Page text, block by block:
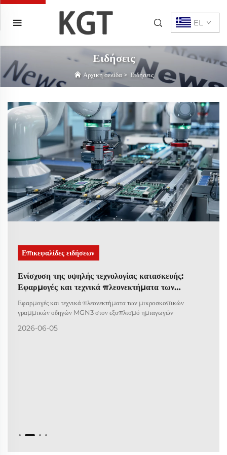
EL
Ειδήσεις
Αρχική σελίδα> Ειδήσεις
Επικεφαλίδες ειδήσεων
Ενίσχυση της υψηλής τεχνολογίας κατασκευής:
Εφαρμογές και τεχνικά πλεονεκτήματα των
μικροσκοπικών γραμμικών οδηγών MGN3 στον
εξοπλισμό ημιαγωγών
Εφαρμογές και τεχνικά πλεονεκτήματα των μικροσκοπικών
γραμμικών οδηγών MGN3 στον εξοπλισμό ημιαγωγών
2026-06-05